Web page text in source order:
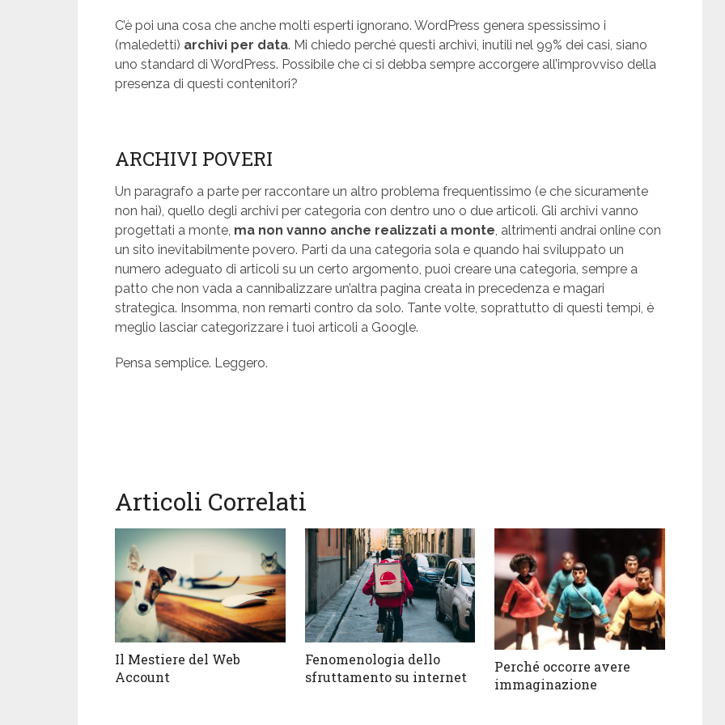
C’è poi una cosa che anche molti esperti ignorano. WordPress genera spessissimo i
(maledetti) archivi per data. Mi chiedo perché questi archivi, inutili nel 99% dei casi, siano
uno standard di WordPress. Possibile che ci si debba sempre accorgere all’improvviso della
presenza di questi contenitori?
ARCHIVI POVERI
Un paragrafo a parte per raccontare un altro problema frequentissimo (e che sicuramente
non hai), quello degli archivi per categoria con dentro uno o due articoli. Gli archivi vanno
progettati a monte, ma non vanno anche realizzati a monte, altrimenti andrai online con
un sito inevitabilmente povero. Parti da una categoria sola e quando hai sviluppato un
numero adeguato di articoli su un certo argomento, puoi creare una categoria, sempre a
patto che non vada a cannibalizzare un’altra pagina creata in precedenza e magari
strategica. Insomma, non remarti contro da solo. Tante volte, soprattutto di questi tempi, è
meglio lasciar categorizzare i tuoi articoli a Google.
Pensa semplice. Leggero.
Articoli Correlati
Il Mestiere del Web
Account
Fenomenologia dello
sfruttamento su internet
Perché occorre avere
immaginazione